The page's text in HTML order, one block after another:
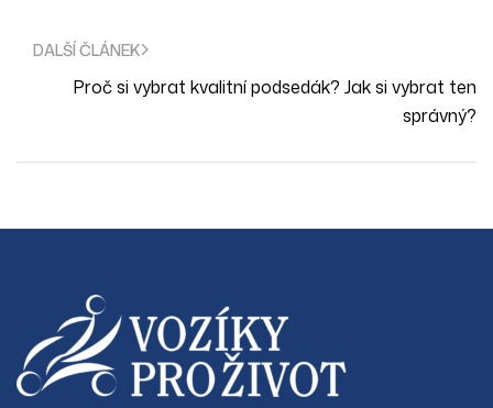
DALŠÍ ČLÁNEK
Proč si vybrat kvalitní podsedák? Jak si vybrat ten
správný?